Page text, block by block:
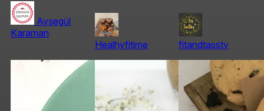
Ayşegül
Karaman
Healhyfitime fitandtassty